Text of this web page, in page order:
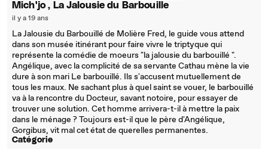
Mich'jo , La Jalousie du Barbouille
il y a 19 ans
La Jalousie du Barbouillé de Molière Fred, le guide vous attend
dans son musée itinérant pour faire vivre le triptyque qui
représente la comédie de moeurs "la jalousie du barbouillé ".
Angélique, avec la complicité de sa servante Cathau mène la vie
dure à son mari Le barbouillé. Ils s'accusent mutuellement de
tous les maux. Ne sachant plus à quel saint se vouer, le barbouillé
va à la rencontre du Docteur, savant notoire, pour essayer de
trouver une solution. Cet homme arrivera-t-il à mettre la paix
dans le ménage ? Toujours est-il que le père d'Angélique,
Gorgibus, vit mal cet état de querelles permanentes.
Catégorie